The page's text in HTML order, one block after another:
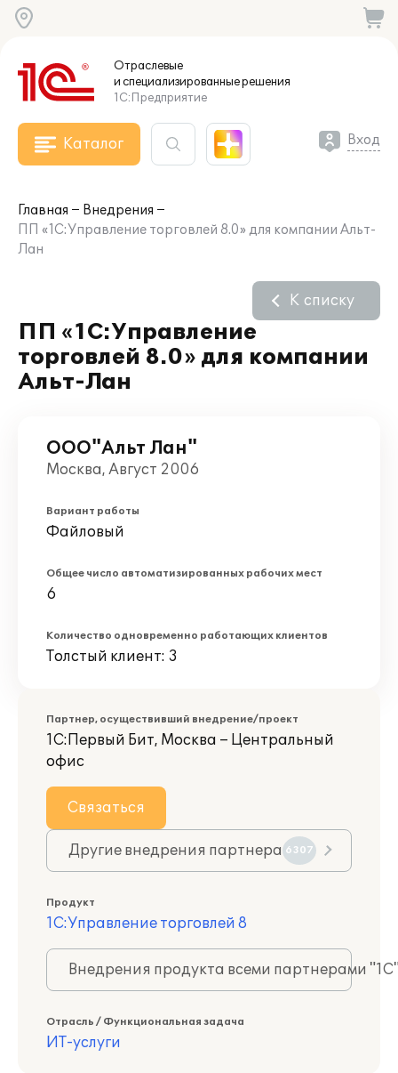
Отраслевые
и специализированныерешения
1С:Предприятие
Каталог Вход
Главная
Внедрения
ПП «1С:Управление торговлей 8.0» для компании Альт-
Лан
ПП «1С:Управление
торговлей 8.0» для компании
Альт-Лан
К списку
ООО"Альт Лан"
Москва, Август 2006
Вариант работы
Файловый
Общее число автоматизированных рабочих мест
6
Количество одновременно работающих клиентов
Толстый клиент: 3
Партнер, осуществивший внедрение/проект
1С:Первый Бит, Москва – Центральный
офис
Связаться
Другие внедрения партнера 6307
Продукт
1С:Управление торговлей 8
Внедрения продукта всеми партнерами
Отрасль / Функциональная задача
ИТ-услуги